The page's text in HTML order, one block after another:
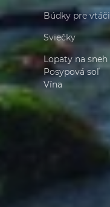
Búdky pre
Sviečky
Lopaty na sneh
Posypová soľ
Vína